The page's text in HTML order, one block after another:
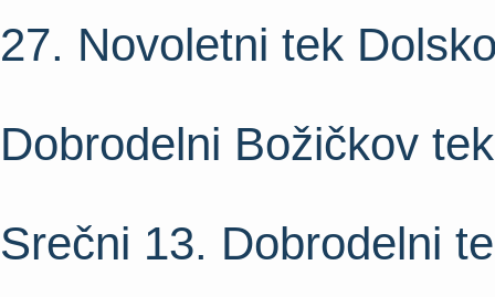
27. Novoletni tek
Dobrodelni Božičkov
Srečni 13. Dobrodelni